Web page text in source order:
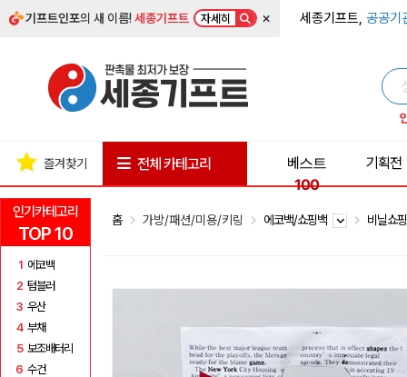
기프트인포의 새 이름!세종기프트 자세히 × 세종기프트, 공공기
인기카테고리
TOP 10
1 에코백
2 텀블러
3 우산
4 부채
5 보조배터리
6 수건
즐겨찾기 전체 카테고리
베스트
100
기획전
홈 가방/패션/미용/키링 에코백/쇼핑백 비닐쇼